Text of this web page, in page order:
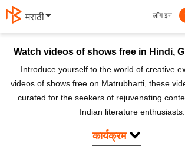
मराठी लॉग इन
Watch videos of shows free in Hindi,
Introduce yourself to the world of creative
videos of shows free on Matrubharti, these
curated for the seekers of rejuvenating
Indian literature enthusiasts.
कार्यक्रम